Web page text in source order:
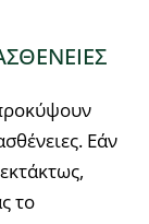
Εάν
το